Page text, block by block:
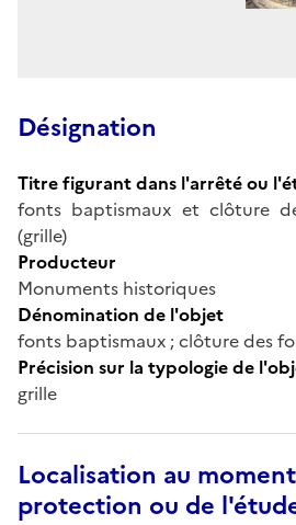
Désignation
Titre figurant dans l'arrêté ou
fonts baptismaux et clôture
(grille)
Producteur
Monuments historiques
Dénomination de l'objet
fonts baptismaux ; clôture des
Précision sur la typologie de
grille
Localisation au
protection ou de